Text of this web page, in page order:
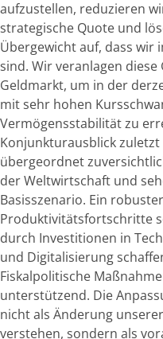
aufzustellen, reduzieren
strategische Quote und
Übergewicht auf, dass wir
sind. Wir veranlagen
Geldmarkt, um in der
mit sehr hohen
Vermögensstabilität zu
Konjunkturausblick
übergeordnet
der Weltwirtschaft und
Basisszenario. Ein
Produktivitätsfortschritte
durch Investitionen in
und Digitalisierung
Fiskalpolitische
unterstützend. Die
nicht als Änderung
verstehen, sondern als